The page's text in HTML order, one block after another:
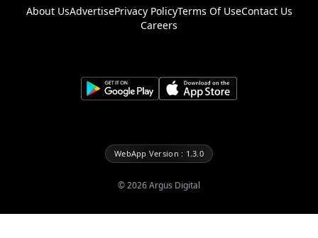
About UsAdvertisePrivacy PolicyTerms Of UseContact Us
Careers
WebApp Version : 1.3.0
©2026Argus Digital